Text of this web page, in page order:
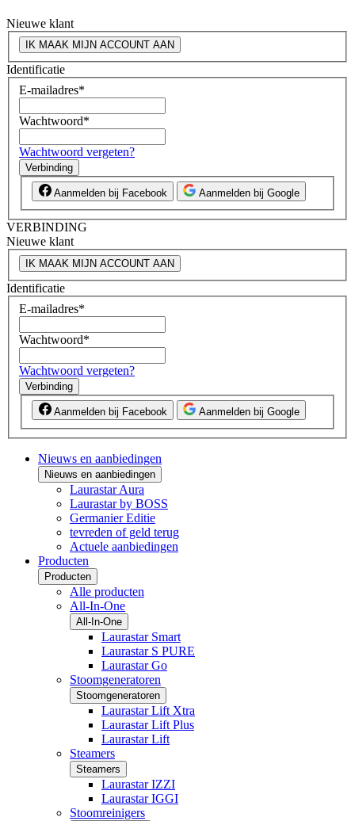
Nieuwe klant
IK MAAK MIJN ACCOUNT AAN
Identificatie
E-mailadres*
Wachtwoord*
Wachtwoord vergeten?
Verbinding
Aanmelden bij Facebook Aanmelden bij Google
VERBINDING
Nieuwe klant
IK MAAK MIJN ACCOUNT AAN
Identificatie
E-mailadres*
Wachtwoord*
Wachtwoord vergeten?
Verbinding
Aanmelden bij Facebook Aanmelden bij Google
Nieuws en aanbiedingen
Nieuws en aanbiedingen
Laurastar Aura
Laurastar by BOSS
Germanier Editie
tevreden of geld terug
Actuele aanbiedingen
Producten
Producten
Alle producten
All-In-One
All-In-One
Laurastar Smart
Laurastar S PURE
Laurastar Go
Stoomgeneratoren
Stoomgeneratoren
Laurastar Lift Xtra
Laurastar Lift Plus
Laurastar Lift
Steamers
Steamers
Laurastar IZZI
Laurastar IGGI
Stoomreinigers